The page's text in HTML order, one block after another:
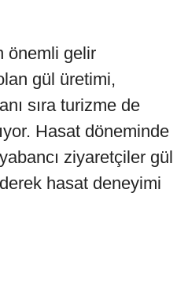
önemli gelir
gül üretimi,
sıra turizme de
Hasat döneminde
ziyaretçiler gül
hasat deneyimi